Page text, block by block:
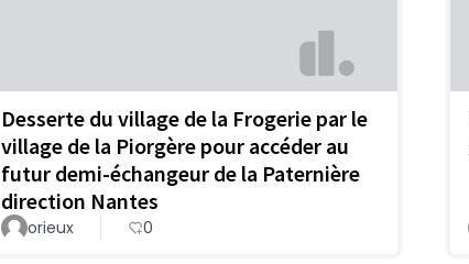
Desserte du village de la Frogerie par le
village de la Piorgère pour accéder au
futur demi-échangeur de la Paternière
direction Nantes
orieux 0